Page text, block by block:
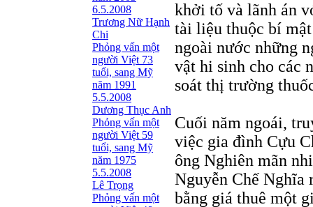
6.5.2008
Trương Nữ Hạnh
Chi
Phỏng vấn một
người Việt 73
tuổi, sang Mỹ
năm 1991
5.5.2008
Dương Thục Anh
Phỏng vấn một
người Việt 59
tuổi, sang Mỹ
năm 1975
5.5.2008
Lê Trọng
Phỏng vấn một
khởi tố và lãnh án
tài liệu thuộc bí
ngoài nước những
vật hi sinh cho các
soát thị trường
Cuối năm ngoái,
việc gia đình Cựu
ông Nghiên mãn
Nguyễn Chế Nghĩa
bằng giá thuê một